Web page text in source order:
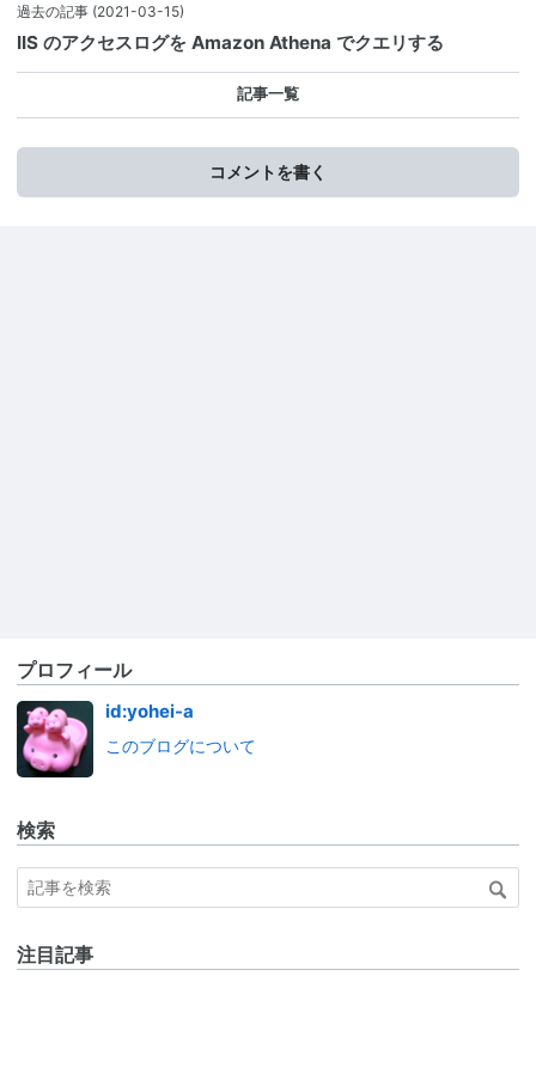
過去の記事 (2021-03-15)
IIS のアクセスログを Amazon Athena でクエリする
記事一覧
コメントを書く
プロフィール
id:yohei-a
このブログについて
検索
注目記事